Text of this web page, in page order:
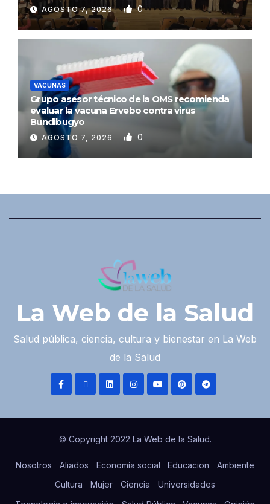
AGOSTO 7, 2026 0
VACUNAS
Grupo asesor técnico de la OMS recomienda
evaluar la vacuna Ervebo contra virus
Bundibugyo
AGOSTO 7, 2026 0
La Web de la Salud
Salud pública, ciencia, cultura y bienestar en La Web
de la Salud
© Copyright 2022 La Web de la Salud.
Nosotros Aliados Economía social Educacion
Ambiente
Cultura
Mujer Ciencia
Universidades